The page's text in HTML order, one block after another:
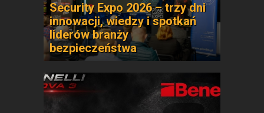
Security Expo 2026 – trzy dni
innowacji, wiedzy i spotkań
liderów branży
bezpieczeństwa